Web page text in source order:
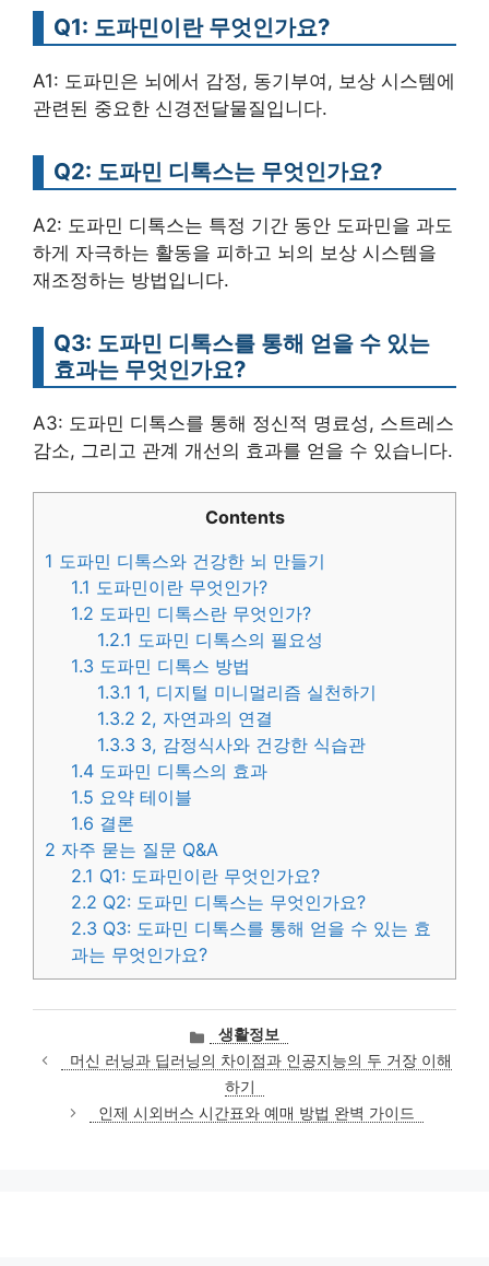
Q1: 도파민이란 무엇인가요?
A1: 도파민은 뇌에서 감정, 동기부여, 보상 시스템에
관련된 중요한 신경전달물질입니다.
Q2: 도파민 디톡스는 무엇인가요?
A2: 도파민 디톡스는 특정 기간 동안 도파민을 과도
하게 자극하는 활동을 피하고 뇌의 보상 시스템을
재조정하는 방법입니다.
Q3: 도파민 디톡스를 통해 얻을 수 있는
효과는 무엇인가요?
A3: 도파민 디톡스를 통해 정신적 명료성, 스트레스
감소, 그리고 관계 개선의 효과를 얻을 수 있습니다.
Contents
1 도파민 디톡스와 건강한 뇌 만들기
1.1 도파민이란 무엇인가?
1.2 도파민 디톡스란 무엇인가?
1.2.1 도파민 디톡스의 필요성
1.3 도파민 디톡스 방법
1.3.1 1, 디지털 미니멀리즘 실천하기
1.3.2 2, 자연과의 연결
1.3.3 3, 감정식사와 건강한 식습관
1.4 도파민 디톡스의 효과
1.5 요약 테이블
1.6 결론
2 자주 묻는 질문 Q&A
2.1 Q1: 도파민이란 무엇인가요?
2.2 Q2: 도파민 디톡스는 무엇인가요?
2.3 Q3: 도파민 디톡스를 통해 얻을 수 있는 효
과는 무엇인가요?
카
테
고
생활정보
머신 러닝과 딥러닝의 차이점과 인공지능의 두 거장 이해
하기
인제 시외버스 시간표와 예매 방법 완벽 가이드